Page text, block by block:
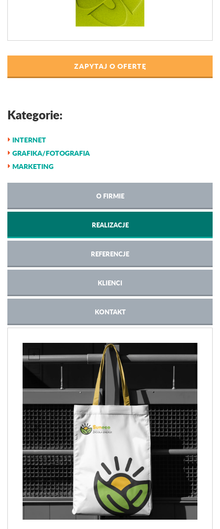
ZAPYTAJ O OFERTĘ
Kategorie:
INTERNET
GRAFIKA/FOTOGRAFIA
MARKETING
O FIRMIE
REALIZACJE
REFERENCJE
KLIENCI
KONTAKT